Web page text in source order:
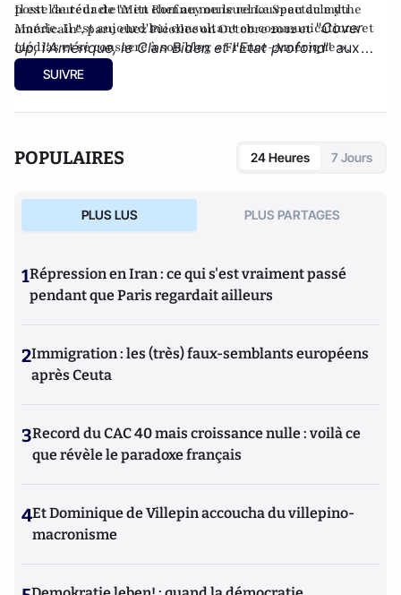
poste de rédacteur en chef au mensuel Le Spectacle du
Monde. Il est aujourd'hui consultant en communications et
médias et se consacre à sonblog « France-Amérique ».
Il est l'auteur de"Mitt Romney ou le renouveau du mythe
américain", paru chez Picollec on Octobre 2012 et "Cover
Up, l'Amérique, le Clan Biden et l'Etat profond" aux
éditions Konfident.
SUIVRE
POPULAIRES 24 Heures 7 Jours
PLUS LUS PLUS PARTAGES
1Répression en Iran : ce qui s'est vraiment passé
pendant que Paris regardait ailleurs
2Immigration : les (très) faux-semblants européens
après Ceuta
3Record du CAC 40 mais croissance nulle : voilà ce
que révèle le paradoxe français
4Et Dominique de Villepin accoucha du villepino-
macronisme